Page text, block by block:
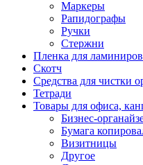
Маркеры
Рапидографы
Ручки
Стержни
Пленка для
Скотч
Средства для чистки
Тетради
Товары для офиса,
Бизнес-
Бумага
Визитницы
Другое